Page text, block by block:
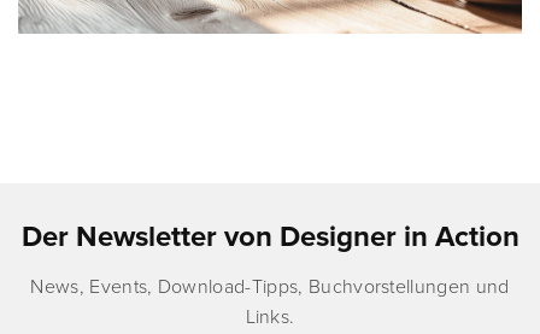
Der Newsletter von Designer in Action
News, Events, Download-Tipps, Buchvorstellungen und
Links.